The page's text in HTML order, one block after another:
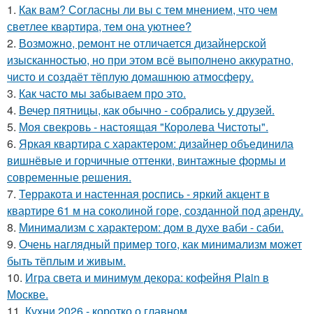
1. Как вам? Согласны ли вы с тем мнением, что чем
светлее квартира, тем она уютнее?
2. Возможно, ремонт не отличается дизайнерской
изысканностью, но при этом всё выполнено аккуратно,
чисто и создаёт тёплую домашнюю атмосферу.
3. Как часто мы забываем про это.
4. Вечер пятницы, как обычно - собрались у друзей.
5. Моя свекровь - настоящая "Королева Чистоты".
6. Яркая квартира с характером: дизайнер объединила
вишнёвые и горчичные оттенки, винтажные формы и
современные решения.
7. Терракота и настенная роспись - яркий акцент в
квартире 61 м на соколиной горе, созданной под аренду.
8. Минимализм с характером: дом в духе ваби - саби.
9. Очень наглядный пример того, как минимализм может
быть тёплым и живым.
10. Игра света и минимум декора: кофейня Plain в
Москве.
11. Кухни 2026 - коротко о главном.